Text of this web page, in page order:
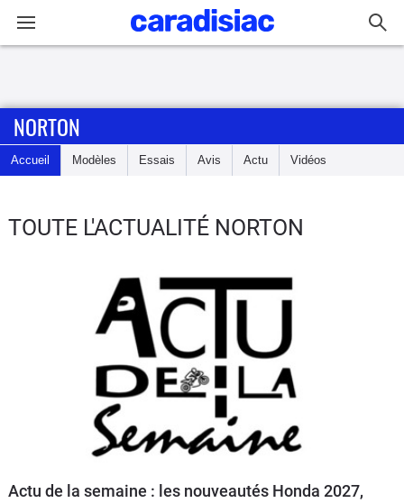
Accueil
Actu
Essais
Marques
NORTON
Accueil Modèles Essais Avis Actu Vidéos
TOUTE L'ACTUALITÉ NORTON
Actu de la semaine : les nouveautés Honda 2027,